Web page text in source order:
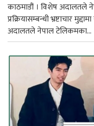
काठमाडौं । विशेष अदालतले
प्रक्रियासम्बन्धी भ्रष्टाचार
अदालतले नेपाल टेलिकमका...